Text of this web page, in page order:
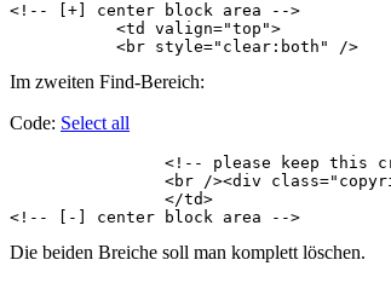
<!-- [+] center block area -->
	   <br style="clear:both" />
Im zweiten Find-Bereich:
Code: Select all
<!-- [-] center block area -->
Die beiden Breiche soll man komplett löschen.